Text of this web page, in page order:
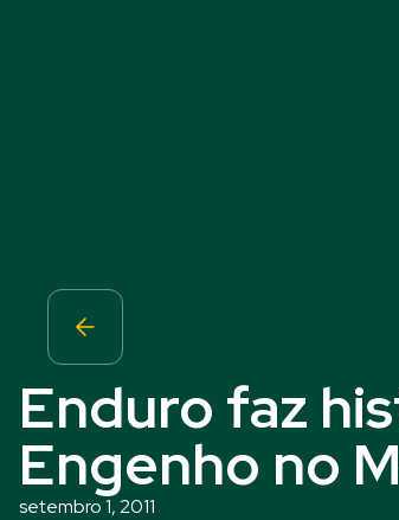
Enduro faz
Engenho no
setembro 1, 2011